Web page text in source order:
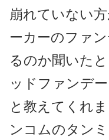
崩れていない
ーカーのファ
るのか聞いた
ッドファンデ
と教えてくれ
ンコムのタン